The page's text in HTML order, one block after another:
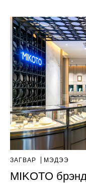
ЗАГВАР МЭДЭЭ
MIKOTO